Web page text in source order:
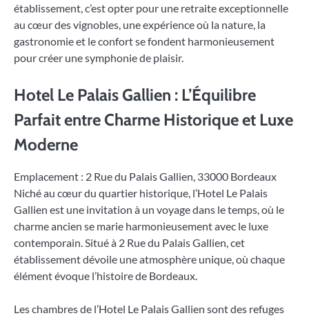
établissement, c’est opter pour une retraite exceptionnelle
au cœur des vignobles, une expérience où la nature, la
gastronomie et le confort se fondent harmonieusement
pour créer une symphonie de plaisir.
Hotel Le Palais Gallien : L’Équilibre
Parfait entre Charme Historique et Luxe
Moderne
Emplacement : 2 Rue du Palais Gallien, 33000 Bordeaux
Niché au cœur du quartier historique, l’Hotel Le Palais
Gallien est une invitation à un voyage dans le temps, où le
charme ancien se marie harmonieusement avec le luxe
contemporain. Situé à 2 Rue du Palais Gallien, cet
établissement dévoile une atmosphère unique, où chaque
élément évoque l’histoire de Bordeaux.
Les chambres de l’Hotel Le Palais Gallien sont des refuges